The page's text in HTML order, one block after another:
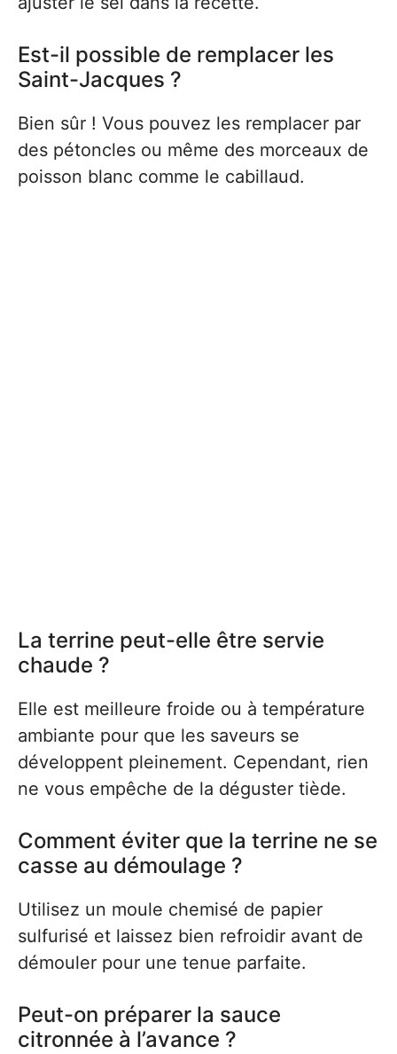
Est-il possible de remplacer les
Saint-Jacques ?
Bien sûr ! Vous pouvez les remplacer par
des pétoncles ou même des morceaux de
poisson blanc comme le cabillaud.
La terrine peut-elle être servie
chaude ?
Elle est meilleure froide ou à température
ambiante pour que les saveurs se
développent pleinement. Cependant, rien
ne vous empêche de la déguster tiède.
Comment éviter que la terrine ne se
casse au démoulage ?
Utilisez un moule chemisé de papier
sulfurisé et laissez bien refroidir avant de
démouler pour une tenue parfaite.
Peut-on préparer la sauce
citronnée à l’avance ?